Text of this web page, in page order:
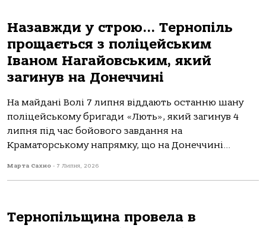
Назавжди у строю… Тернопіль
прощається з поліцейським
Іваном Нагайовським, який
загинув на Донеччині
На майдані Волі 7 липня віддають останню шану
поліцейському бригади «Лють», який загинув 4
липня під час бойового завдання на
Краматорському напрямку, що на Донеччині...
Марта Сахно - 7 Липня, 2026
Тернопільщина провела в